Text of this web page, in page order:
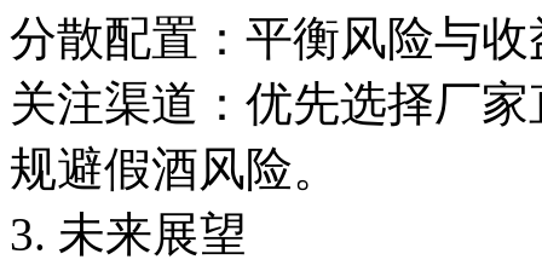
分散配置：平衡风险与
关注渠道：优先选择厂
规避假酒风险。
3. 未来展望